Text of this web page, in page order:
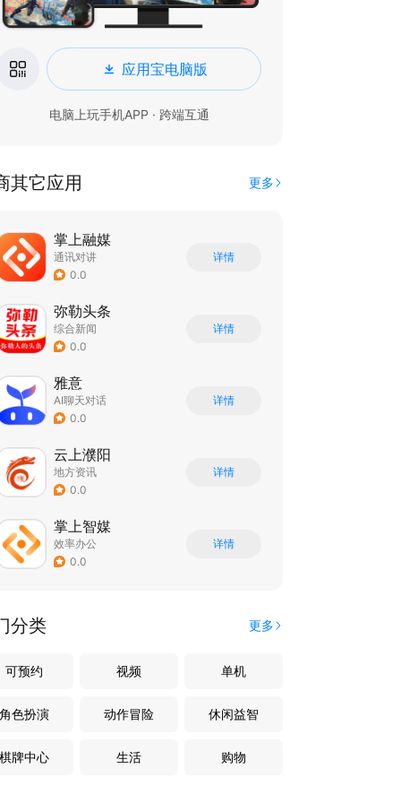
应用宝电脑版
电脑上玩手机APP · 跨端互通
其它应用 更多
掌上融媒
通讯对讲
0.0
详情
弥勒头条
综合新闻
0.0
详情
雅意
AI聊天对话
0.0
详情
云上濮阳
地方资讯
0.0
详情
掌上智媒
效率办公
0.0
详情
分类 更多
可预约 视频 单机
角色扮演 动作冒险 休闲益智
棋牌中心 生活 购物